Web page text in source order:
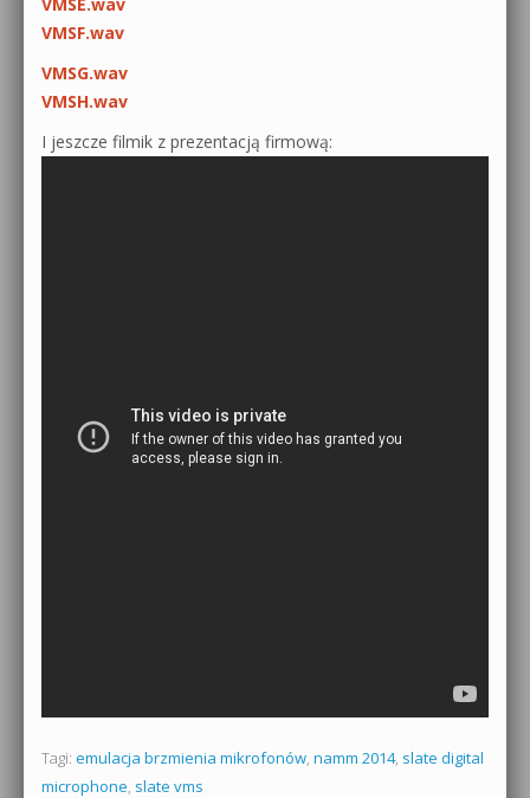
VMSF.wav
VMSG.wav
VMSH.wav
I jeszcze filmik z prezentacją firmową:
Tagi: emulacja brzmienia mikrofonów, namm 2014, slate digital
microphone, slate vms